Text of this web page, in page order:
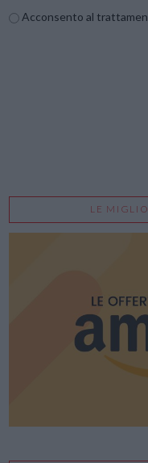
Acconsento al
LE